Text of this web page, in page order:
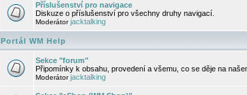
Příslušenství pro navigace
Diskuze o příslušenství pro všechny druhy navigací.
Moderátorjacktalking
Portál WM Help
Sekce "forum"
Připomínky k obsahu, provedení a všemu, co se děje na
Moderátorjacktalking